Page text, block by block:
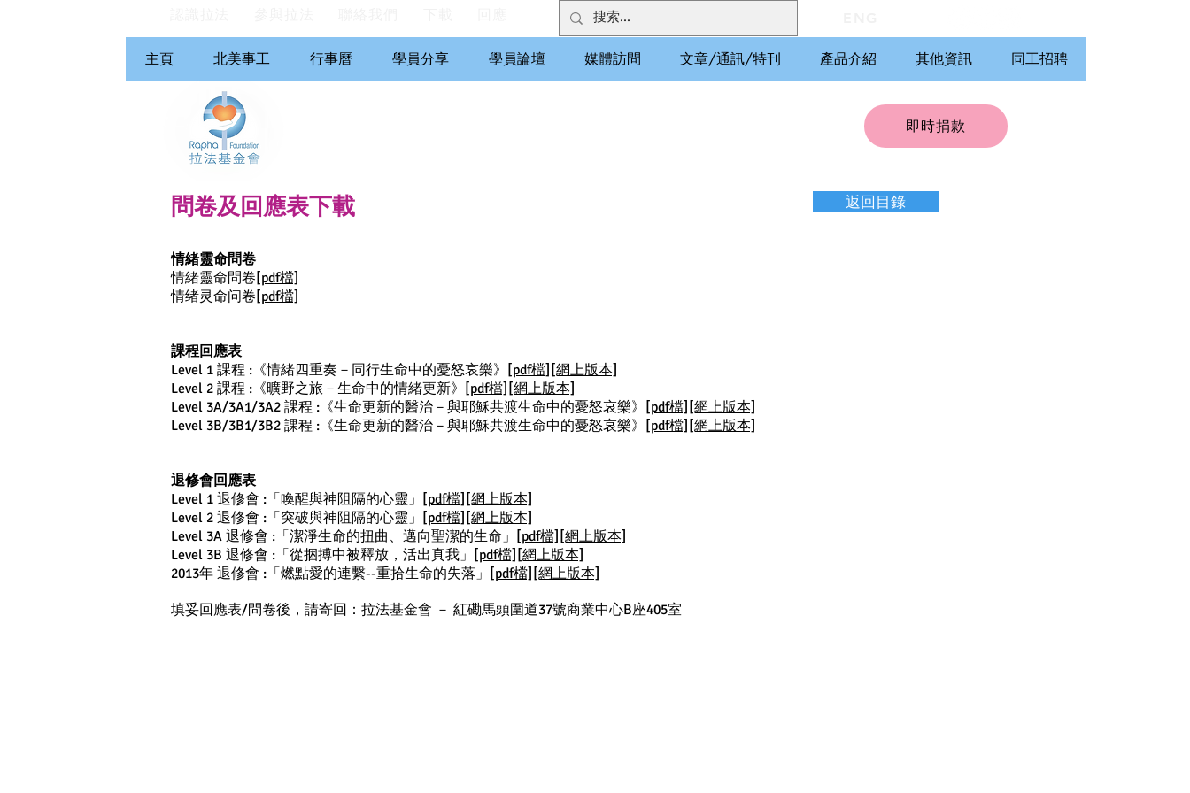
即時捐款
主頁 北美事工 行事曆 學員分享 學員論壇 媒體訪問 文章/通訊/特刊 產品介紹 其他資訊 同工招聘
問卷及回應表下載 返回目錄
情緒靈命問卷
情緒靈命問卷 [pdf檔]
情绪灵命问卷 [pdf檔]
課程回應表
Level 1 課程 :《情緒四重奏－同行生命中的憂怒哀樂》 [pdf檔] [網上版本]
Level 2 課程 :《曠野之旅－生命中的情緒更新》 [pdf檔] [網上版本]
Level 3A/3A1/3A2 課程 :《生命更新的醫治－與耶穌共渡生命中的憂怒哀樂》 [pdf檔] [網上版本]
Level 3B/3B1/3B2 課程 :《生命更新的醫治－與耶穌共渡生命中的憂怒哀樂》 [pdf檔] [網上版本]
退修會回應表
Level 1 退修會 :「喚醒與神阻隔的心靈」 [pdf檔] [網上版本]
Level 2 退修會 :「突破與神阻隔的心靈」 [pdf檔] [網上版本]
Level 3A 退修會 :「潔淨生命的扭曲、邁向聖潔的生命」 [pdf檔] [網上版本]
Level 3B 退修會 :「從捆搏中被釋放，活出真我」 [pdf檔] [網上版本]
2013年 退修會 :「燃點愛的連繫--重拾生命的失落」 [pdf檔] [網上版本]
填妥回應表/問卷後，請寄回：拉法基金會 － 紅磡馬頭圍道37號商業中心B座405室